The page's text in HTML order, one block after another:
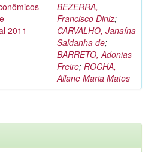
2011
BEZERRA,
Francisco Diniz;
CARVALHO, Janaína
Saldanha de;
BARRETO, Adonias
Freire; ROCHA,
Allane Maria Matos